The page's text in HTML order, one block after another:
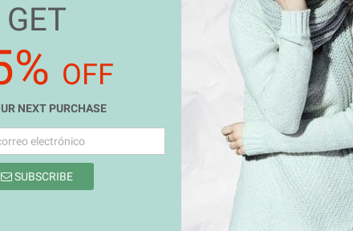
disponibles
GET
OFF
NEXT PURCHASE
SUBSCRIBE